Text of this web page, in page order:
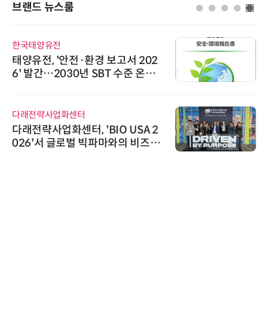
브랜드 뉴스룸
고서 202
준 온실
USA 2
의 비즈니
에이블스토어
시놀로지, SK네트웍스서
상 보안 카메라 국내 독
트너십 체결
노보센스
노보센스, PWM 고주파
난제 극복…차량용 전류